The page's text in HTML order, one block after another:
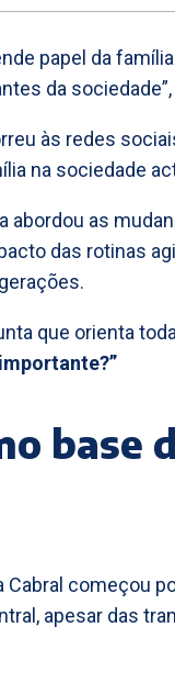
papel da
da
às redes
na sociedade
abordou as
das rotinas
que orienta
base
Cabral começou
apesar das